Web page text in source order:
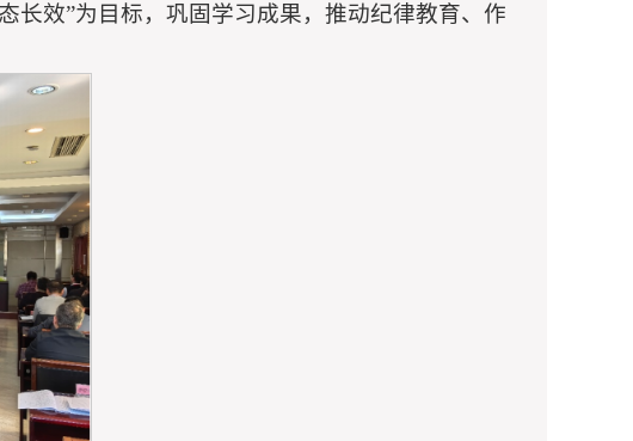
长效”为目标，巩固学习成果，推动纪律教育、作